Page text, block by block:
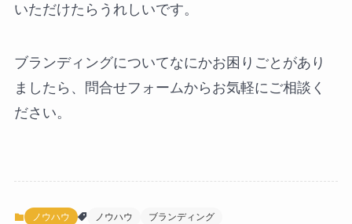
いただけたらうれしいです。
ブランディングについてなにかお困りごとがあり
ましたら、問合せフォームからお気軽にご相談く
ださい。
ノウハウ ノウハウ ブランディング